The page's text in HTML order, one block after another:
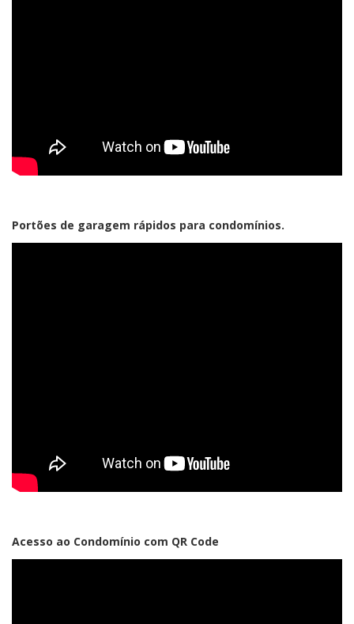
Portões de garagem rápidos para condomínios.
Acesso ao Condomínio com QR Code